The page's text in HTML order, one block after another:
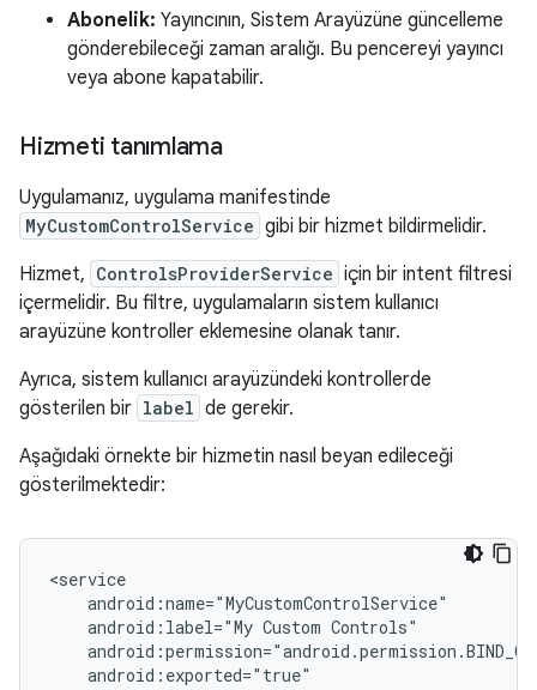
Abonelik: Yayıncının, Sistem Arayüzüne güncelleme
gönderebileceği zaman aralığı. Bu pencereyi yayıncı
veya abone kapatabilir.
Hizmeti tanımlama
Uygulamanız, uygulama manifestinde
MyCustomControlService gibi bir hizmet bildirmelidir.
Hizmet, ControlsProviderService için bir intent filtresi
içermelidir. Bu filtre, uygulamaların sistem kullanıcı
arayüzüne kontroller eklemesine olanak tanır.
Ayrıca, sistem kullanıcı arayüzündeki kontrollerde
gösterilen bir label de gerekir.
Aşağıdaki örnekte bir hizmetin nasıl beyan edileceği
gösterilmektedir:
android:label="My Custom